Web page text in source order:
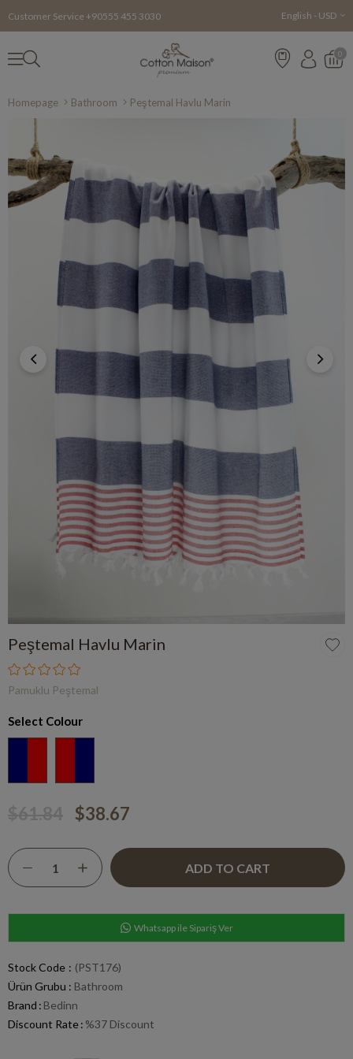
Customer Service +90555 455 3030 English - USD
0
Homepage Bathroom Peştemal Havlu Marin
Peştemal Havlu Marin
Pamuklu Peştemal
Select Colour
$38.67
Whatsapp ile Sipariş Ver
Stock Code
(PST176)
Ürün Grubu : Bathroom
Brand : Bedinn
Discount Rate: %37 Discount